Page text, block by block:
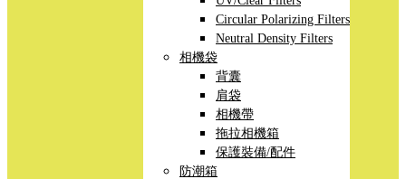
Circular Polarizing Filters
Neutral Density Filters
相機袋
背囊
肩袋
相機帶
拖拉相機箱
保護裝備/配件
防潮箱